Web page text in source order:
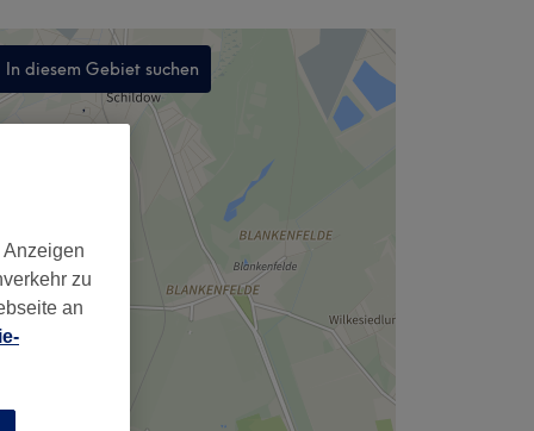
In diesem Gebiet suchen
,
zu
an